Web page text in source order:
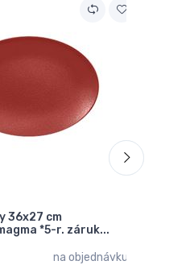
36x27 cm
*5-r. záruk...
na objednávku